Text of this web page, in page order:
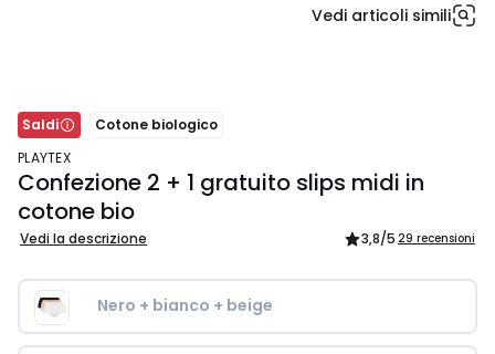
Vedi articoli simili
Saldi
Cotone biologico
PLAYTEX
Confezione 2 + 1 gratuito slips midi in
cotone bio
Vedi la descrizione 3,8/5 29 recensioni
Nero + bianco + beige